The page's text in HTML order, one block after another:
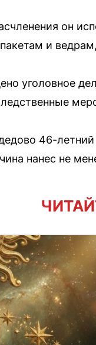
он
и
уголовное
46-
нанес не